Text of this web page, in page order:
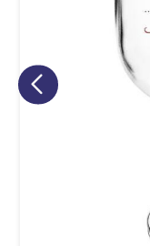
qualquer